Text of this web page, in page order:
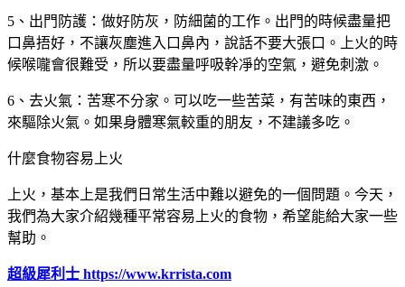
5、出門防護：做好防灰，防細菌的工作。出門的時候盡量把
口鼻捂好，不讓灰塵進入口鼻內，說話不要大張口。上火的時
候喉嚨會很難受，所以要盡量呼吸幹凈的空氣，避免刺激。
6、去火氣：苦寒不分家。可以吃一些苦菜，有苦味的東西，
來驅除火氣。如果身體寒氣較重的朋友，不建議多吃。
什麼食物容易上火
上火，基本上是我們日常生活中難以避免的一個問題。今天，
我們為大家介紹幾種平常容易上火的食物，希望能給大家一些
幫助。
超級犀利士 https://www.krrista.com